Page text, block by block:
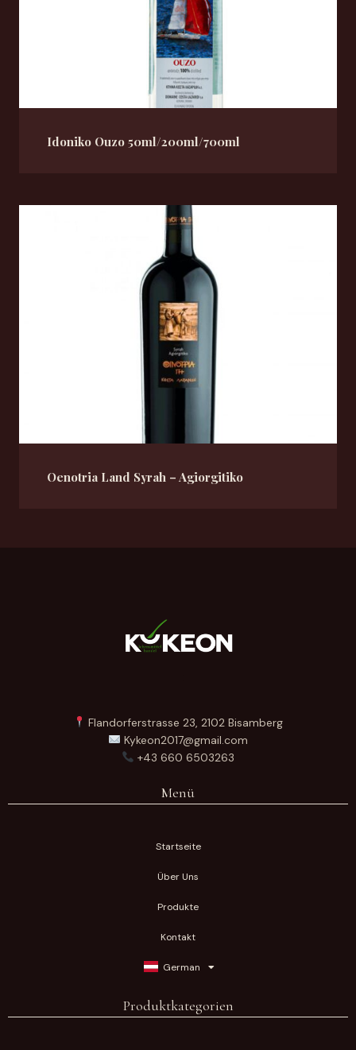
Idoniko Ouzo 50ml/200ml/700ml
Oenotria Land Syrah – Agiorgitiko
Flandorferstrasse 23, 2102 Bisamberg
Kykeon2017@gmail.com
+43 660 6503263
Menü
Startseite
Über Uns
Produkte
Kontakt
German
Produktkategorien